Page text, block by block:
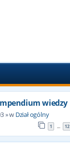
wiedzy
» w Dział ogólny
1 … 12